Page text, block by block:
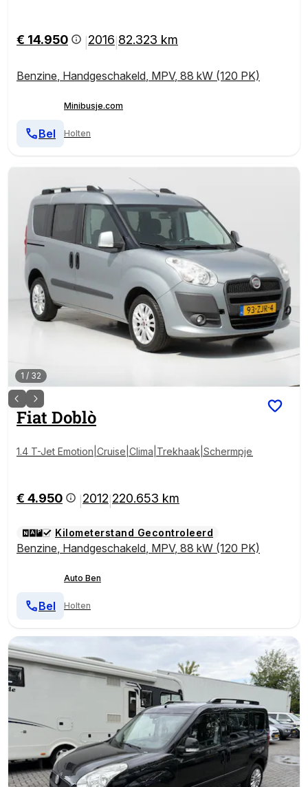
€ 14.950 2016 82.323 km
Benzine, Handgeschakeld, MPV, 88 kW (120 PK)
Minibusje.com
Holten
Bel
1 / 32
Fiat Doblò
1.4 T-Jet Emotion|Cruise|Clima|Trekhaak|Schermpje
€ 4.950 2012 220.653 km
Kilometerstand Gecontroleerd
Benzine, Handgeschakeld, MPV, 88 kW (120 PK)
Auto Ben
Holten
Bel